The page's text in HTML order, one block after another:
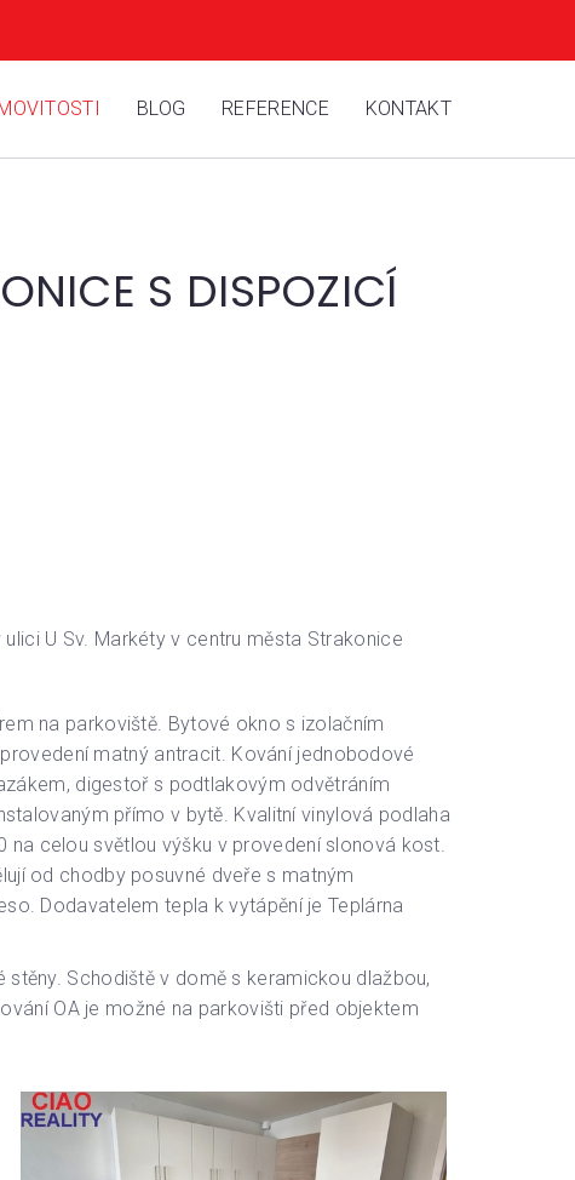
BLOG REFERENCE KONTAKT
S DISPOZICÍ
U Sv. Markéty v centru města Strakonice
na parkoviště. Bytové okno s izolačním
matný antracit. Kování jednobodové
digestoř s podtlakovým odvětráním
přímo v bytě. Kvalitní vinylová podlaha
celou světlou výšku v provedení slonová kost.
od chodby posuvné dveře s matným
Dodavatelem tepla k vytápění je Teplárna
Schodiště v domě s keramickou dlažbou,
OA je možné na parkovišti před objektem